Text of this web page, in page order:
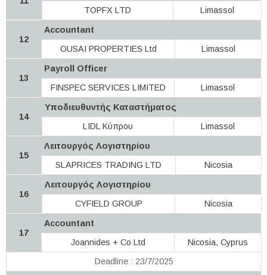
TOPFX LTD
Limassol
12
Accountant
OUSAI PROPERTIES Ltd
Limassol
13
Payroll Officer
FINSPEC SERVICES LIMITED
Limassol
14
Υποδιευθυντής Καταστήματος
LIDL Κύπρου
Limassol
15
Λειτουργός Λογιστηρίου
SLAPRICES TRADING LTD
Nicosia
16
Λειτουργός Λογιστηρίου
CYFIELD GROUP
Nicosia
17
Accountant
Joannides + Co Ltd
Nicosia, Cyprus
Deadline : 23/7/2025